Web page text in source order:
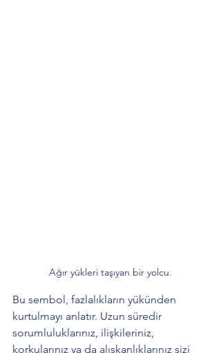
Ağır yükleri taşıyan bir yolcu.
Bu sembol, fazlalıkların yükünden
kurtulmayı anlatır. Uzun süredir
sorumluluklarınız, ilişkileriniz,
korkularınız ya da alışkanlıklarınız sizi